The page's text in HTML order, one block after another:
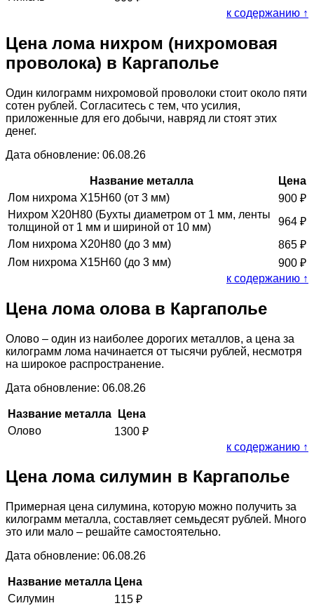
к содержанию ↑
Цена лома нихром (нихромовая
проволока) в Каргаполье
Один килограмм нихромовой проволоки стоит около пяти
сотен рублей. Согласитесь с тем, что усилия,
приложенные для его добычи, навряд ли стоят этих
денег.
Дата обновление: 06.08.26
Название металла
Цена
Лом нихрома Х15Н60 (от 3 мм)
900 ₽
Нихром Х20Н80 (Бухты диаметром от 1 мм, ленты
толщиной от 1 мм и шириной от 10 мм)
964 ₽
Лом нихрома Х20Н80 (до 3 мм)
865 ₽
Лом нихрома Х15Н60 (до 3 мм)
900 ₽
к содержанию ↑
Цена лома олова в Каргаполье
Олово – один из наиболее дорогих металлов, а цена за
килограмм лома начинается от тысячи рублей, несмотря
на широкое распространение.
Дата обновление: 06.08.26
Название металла
Цена
Олово
1300 ₽
к содержанию ↑
Цена лома силумин в Каргаполье
Примерная цена силумина, которую можно получить за
килограмм металла, составляет семьдесят рублей. Много
это или мало – решайте самостоятельно.
Дата обновление: 06.08.26
Название металла Цена
Силумин
115 ₽